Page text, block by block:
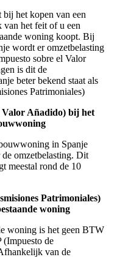
bij het kopen van een
het feit of u een
woning koopt. Bij
wordt er omzetbelasting
sobre el Valor
is dit de
beter bekend staat als
Patrimoniales)
Valor Añadido) bij het
in Spanje
omzetbelasting. Dit
meestal rond de 10
Patrimoniales)
woning
woning is het geen BTW
(Impuesto de
van de